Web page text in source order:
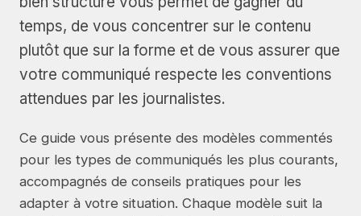
temps, de vous concentrer sur le contenu
plutôt que sur la forme et de vous assurer que
votre communiqué respecte les conventions
attendues par les journalistes.
Ce guide vous présente des modèles commentés
pour les types de communiqués les plus courants,
accompagnés de conseils pratiques pour les
adapter à votre situation. Chaque modèle suit la